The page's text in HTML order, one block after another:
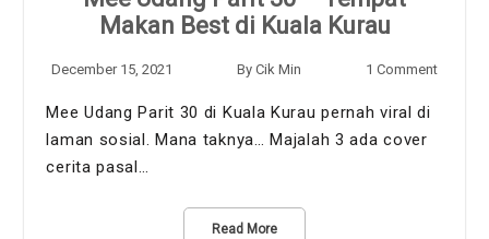
Makan Best di Kuala Kurau
December 15, 2021 By Cik Min 1 Comment
Mee Udang Parit 30 di Kuala Kurau pernah viral di
laman sosial. Mana taknya… Majalah 3 ada cover
cerita pasal…
Read More